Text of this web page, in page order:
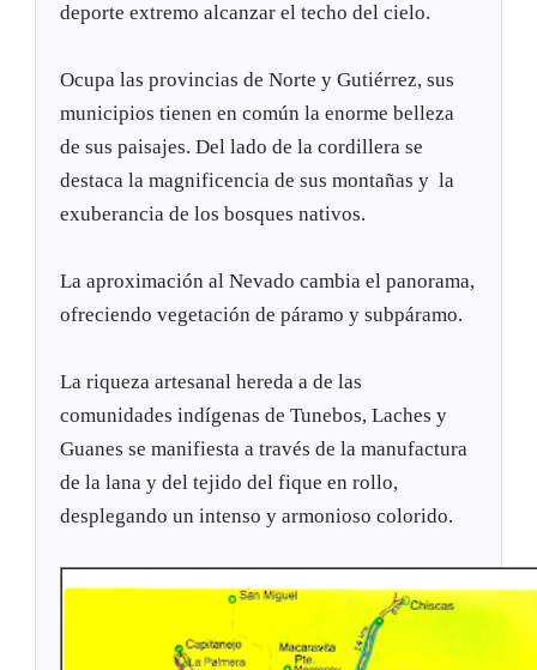
deporte extremo alcanzar el techo del cielo.
Ocupa las provincias de Norte y Gutiérrez, sus
municipios tienen en común la enorme belleza
de sus paisajes. Del lado de la cordillera se
destaca la magnificencia de sus montañas y la
exuberancia de los bosques nativos.
La aproximación al Nevado cambia el panorama,
ofreciendo vegetación de páramo y subpáramo.
La riqueza artesanal hereda a de las
comunidades indígenas de Tunebos, Laches y
Guanes se manifiesta a través de la manufactura
de la lana y del tejido del fique en rollo,
desplegando un intenso y armonioso colorido.